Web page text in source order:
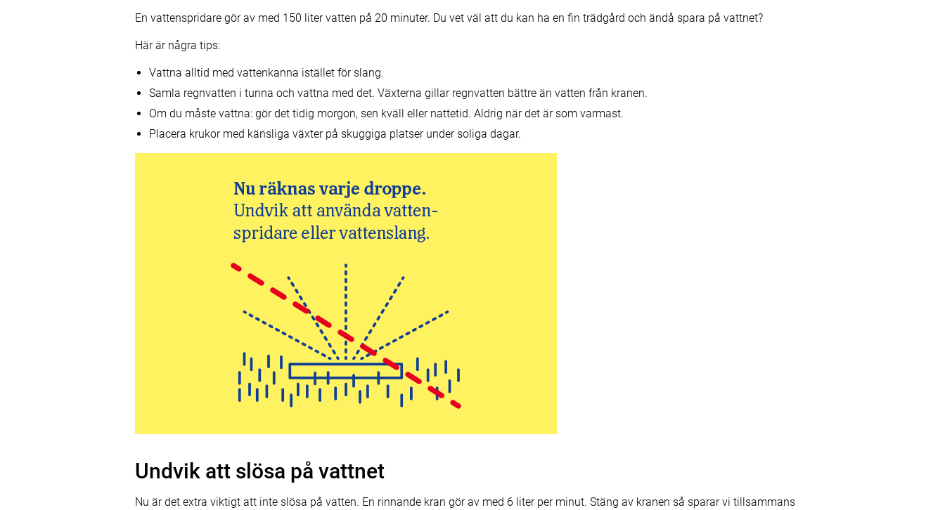
En vattenspridare gör av med 150 liter vatten på 20 minuter. Du vet väl att du kan ha en fin trädgård och ändå spara på vattnet?
Här är några tips:
Vattna alltid med vattenkanna istället för slang.
Samla regnvatten i tunna och vattna med det. Växterna gillar regnvatten bättre än vatten från kranen.
Om du måste vattna: gör det tidig morgon, sen kväll eller nattetid. Aldrig när det är som varmast.
Placera krukor med känsliga växter på skuggiga platser under soliga dagar.
Undvik att slösa på vattnet
Nu är det extra viktigt att inte slösa på vatten. En rinnande kran gör av med 6 liter per minut. Stäng av kranen så sparar vi tillsammans